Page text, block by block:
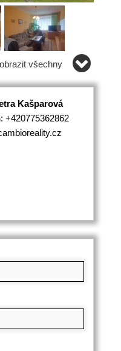
všechny
Kašparová
+420775362862